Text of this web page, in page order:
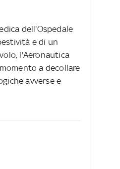
dell'Ospedale
e di un
l'Aeronautica
a decollare
avverse e